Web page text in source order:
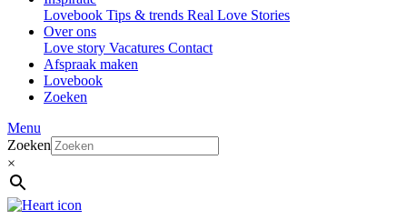
Lovebook Tips & trends Real Love Stories
Over ons
Love story Vacatures Contact
Afspraak maken
Lovebook
Zoeken
Menu
Zoeken
×